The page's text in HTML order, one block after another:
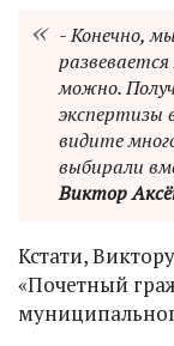
- Конечно,
можно.
экспертизы
видите
выбирали
Виктор
Кстати,
«Почетный